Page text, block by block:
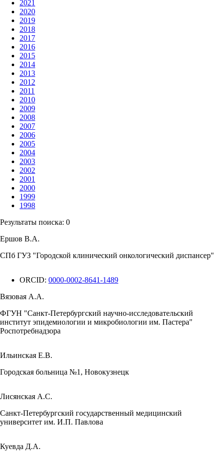
2021
2020
2019
2018
2017
2016
2015
2014
2013
2012
2011
2010
2009
2008
2007
2006
2005
2004
2003
2002
2001
2000
1999
1998
Результаты поиска: 0
Ершов В.А.
СПб ГУЗ "Городской клинический онкологический диспансер"
ORCID: 0000-0002-8641-1489
Вязовая А.А.
ФГУН "Санкт-Петербургский научно-исследовательский
институт эпидемиологии и микробиологии им. Пастера"
Роспотребнадзора
Ильинская Е.В.
Городская больница №1, Новокузнецк
Лисянская А.С.
Санкт-Петербургский государственный медицинский
университет им. И.П. Павлова
Куевда Д.А.